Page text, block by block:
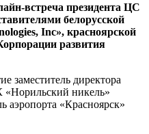
встреча президента ЦС
белорусской
Inc», красноярской
развития
заместитель директора
никель»
аэропорта «Красноярск»